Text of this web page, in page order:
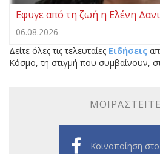
Εφυγε από τη ζωή η Ελένη
06.08.2026
Δείτε όλες τις τελευταίες Ειδήσεις
Κόσμο, τη στιγμή που συμβαίνουν,
Κοινοποίηση